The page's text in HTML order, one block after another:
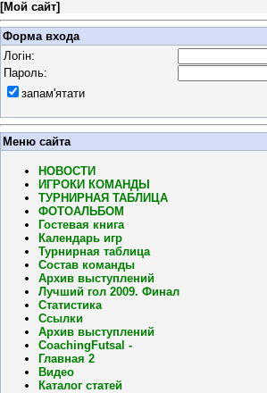
[Мой сайт]
Форма входа
Логін:
Пароль:
запам'ятати
Меню сайта
НОВОСТИ
ИГРОКИ КОМАНДЫ
ТУРНИРНАЯ ТАБЛИЦА
ФОТОАЛЬБОМ
Гостевая книга
Календарь игр
Турнирная таблица
Состав команды
Архив выступлений
Лучший гол 2009. Финал
Статистика
Ссылки
Архив выступлений
CoachingFutsal -
Главная 2
Видео
Каталог статей